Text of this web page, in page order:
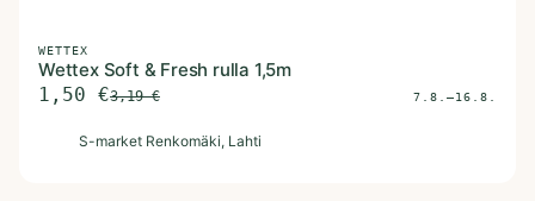
WETTEX
Wettex Soft & Fresh rulla 1,5m
1,50 €3,19€ 7.8.–16.8.
S-market Renkomäki, Lahti